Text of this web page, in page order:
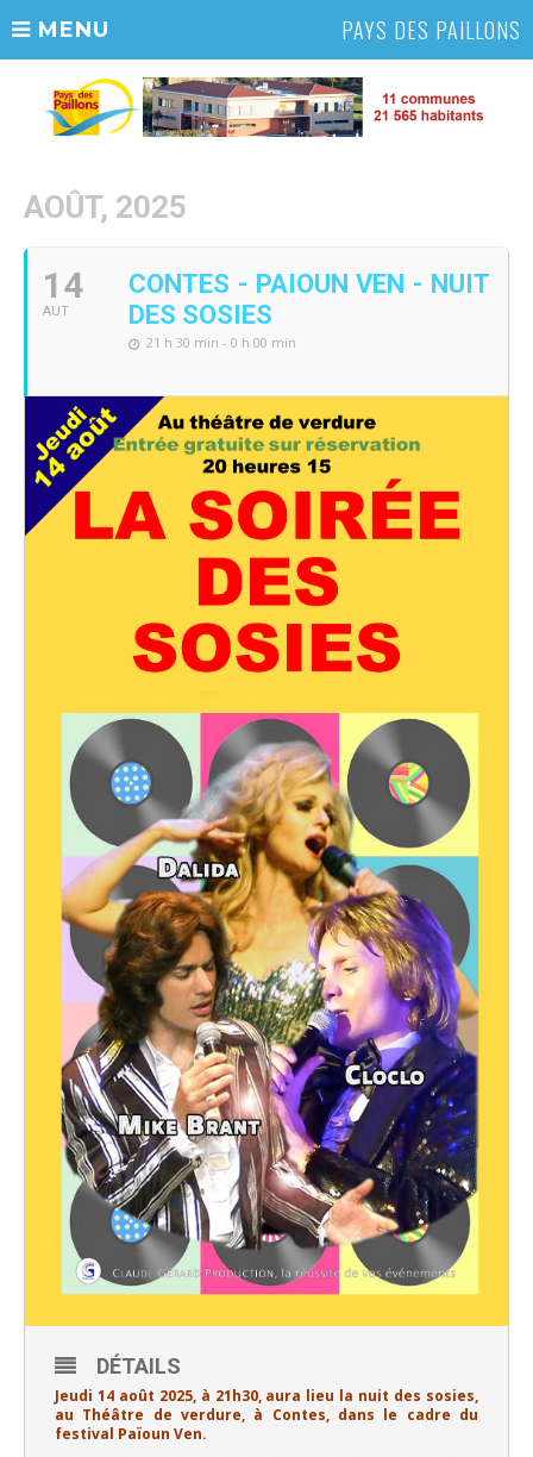
MENU PAYS DES PAILLONS
AOÛT, 2025
14
AUT
CONTES - PAIOUN VEN - NUIT
DES SOSIES
21 h 30 min - 0 h 00 min
DÉTAILS
Jeudi 14 août 2025, à 21h30, aura lieu la nuit des sosies,
au Théâtre de verdure, à Contes, dans le cadre du
festival Païoun Ven.